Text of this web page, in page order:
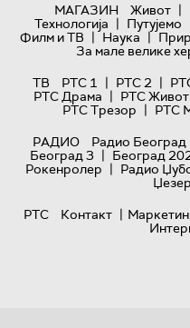
МАГАЗИН
Живот |
Технологијa | Путујемо
Филм и ТВ | Наука |
За мале велике
ТВ
РТС 1 | РТС 2 |
РТС Драма | РТС Живот
РТС Трезор | РТС
РАДИО
Радио Београд
Београд 3 | Београд
Рокенролер | Радио
Џезер
РТС
Контакт |